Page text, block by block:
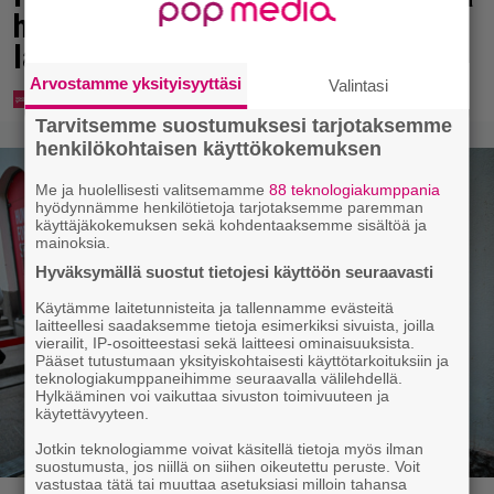
hempeilyä ja leveitä virnistyksiä
laiturilla
Arvostamme yksityisyyttäsi Valintasi
Tarvitsemme suostumuksesi tarjotaksemme
henkilökohtaisen käyttökokemuksen
Me ja huolellisesti valitsemamme88 teknologiakumppania
hyödynnämme henkilötietoja tarjotaksemme paremman
käyttäjäkokemuksen sekä kohdentaaksemme sisältöä ja
mainoksia.
Hyväksymällä suostut tietojesi käyttöön seuraavasti
Käytämme laitetunnisteita ja tallennamme evästeitä
laitteellesi saadaksemme tietoja esimerkiksi sivuista, joilla
vierailit, IP-osoitteestasi sekä laitteesi ominaisuuksista.
Pääset tutustumaan yksityiskohtaisesti käyttötarkoituksiin ja
teknologiakumppaneihimme seuraavalla välilehdellä.
Hylkääminen voi vaikuttaa sivuston toimivuuteen ja
käytettävyyteen.
Jotkin teknologiamme voivat käsitellä tietoja myös ilman
suostumusta, jos niillä on siihen oikeutettu peruste. Voit
vastustaa tätä tai muuttaa asetuksiasi milloin tahansa